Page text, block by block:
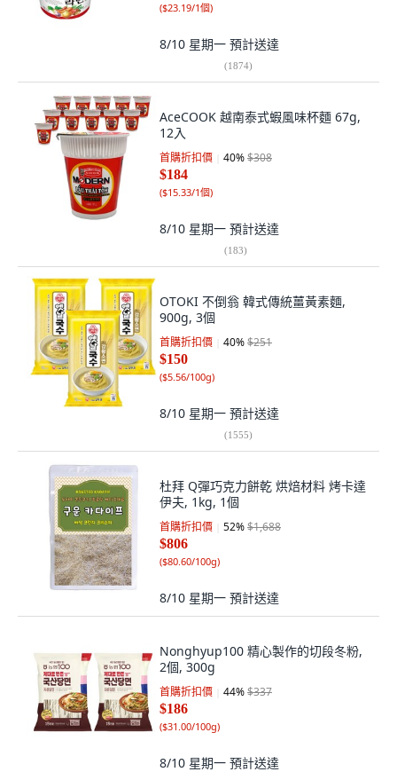
($23.19/1個)
8/10 星期一 預計送達
(1874)
AceCOOK 越南泰式蝦風味杯麵 67g,
12入
首購折扣價 40%$308
$184
($15.33/1個)
8/10 星期一 預計送達
(183)
OTOKI 不倒翁 韓式傳統薑黃素麵,
900g, 3個
首購折扣價 40%$251
$150
($5.56/100g)
8/10 星期一 預計送達
(1555)
杜拜 Q彈巧克力餅乾 烘焙材料 烤卡達
伊夫, 1kg, 1個
首購折扣價 52%$1,688
$806
($80.60/100g)
8/10 星期一 預計送達
Nonghyup100 精心製作的切段冬粉,
2個, 300g
首購折扣價 44%$337
$186
($31.00/100g)
8/10 星期一 預計送達